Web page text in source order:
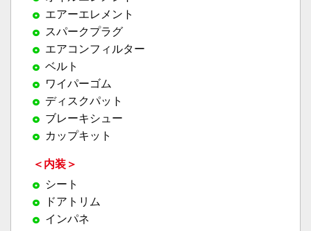
エアーエレメント
スパークプラグ
エアコンフィルター
ベルト
ワイパーゴム
ディスクパット
ブレーキシュー
カップキット
＜内装＞
シート
ドアトリム
インパネ